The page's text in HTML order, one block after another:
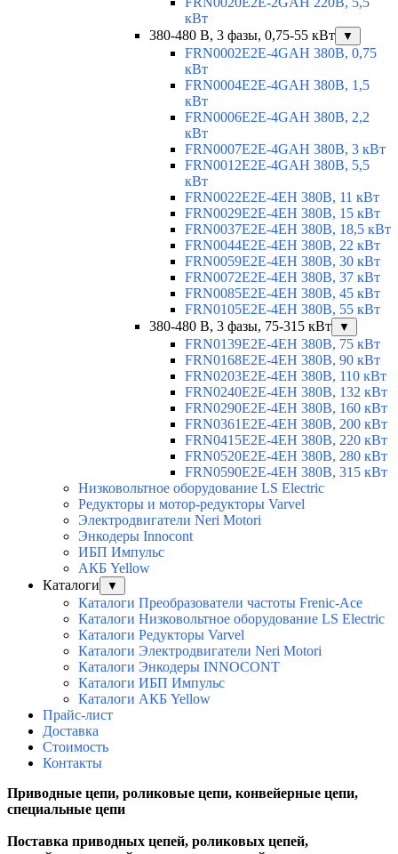
кВт
380-480 В, 3 фазы, 0,75-55 кВт
▼
FRN0002E2E-4GAH 380В, 0,75
кВт
FRN0004E2E-4GAH 380В, 1,5
кВт
FRN0006E2E-4GAH 380В, 2,2
кВт
FRN0007E2E-4GAH 380В, 3 кВт
FRN0012E2E-4GAH 380В, 5,5
кВт
FRN0022E2E-4EH 380В, 11 кВт
FRN0029E2E-4EH 380В, 15 кВт
FRN0037E2E-4EH 380В, 18,5 кВт
FRN0044E2E-4EH 380В, 22 кВт
FRN0059E2E-4EH 380В, 30 кВт
FRN0072E2E-4EH 380В, 37 кВт
FRN0085E2E-4EH 380В, 45 кВт
FRN0105E2E-4EH 380В, 55 кВт
380-480 В, 3 фазы, 75-315 кВт
▼
FRN0139E2E-4EH 380В, 75 кВт
FRN0168E2E-4EH 380В, 90 кВт
FRN0203E2E-4EH 380В, 110 кВт
FRN0240E2E-4EH 380В, 132 кВт
FRN0290E2E-4EH 380В, 160 кВт
FRN0361E2E-4EH 380В, 200 кВт
FRN0415E2E-4EH 380В, 220 кВт
FRN0520E2E-4EH 380В, 280 кВт
FRN0590E2E-4EH 380В, 315 кВт
Низковольтное оборудование LS Electric
Редукторы и мотор-редукторы Varvel
Электродвигатели Neri Motori
Энкодеры Innocont
ИБП Импульс
АКБ Yellow
Каталоги
▼
Каталоги Преобразователи частоты Frenic-Ace
Каталоги Низковольтное оборудование LS Electric
Каталоги Редукторы Varvel
Каталоги Электродвигатели Neri Motori
Каталоги Энкодеры INNOCONT
Каталоги ИБП Импульс
Каталоги АКБ Yellow
Прайс-лист
Доставка
Стоимость
Контакты
Приводные цепи, роликовые цепи, конвейерные цепи,
специальные цепи
Поставка приводных цепей, роликовых цепей,